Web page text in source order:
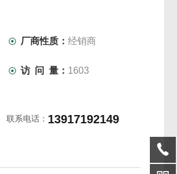
厂商性质：经销商
访 问 量： 1603
联系电话： 13917192149